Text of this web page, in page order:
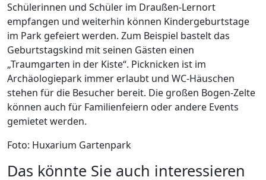
Schülerinnen und Schüler im Draußen-Lernort
empfangen und weiterhin können Kindergeburtstage
im Park gefeiert werden. Zum Beispiel bastelt das
Geburtstagskind mit seinen Gästen einen
„Traumgarten in der Kiste“. Picknicken ist im
Archäologiepark immer erlaubt und WC-Häuschen
stehen für die Besucher bereit. Die großen Bogen-Zelte
können auch für Familienfeiern oder andere Events
gemietet werden.
Foto: Huxarium Gartenpark
Das könnte Sie auch interessieren